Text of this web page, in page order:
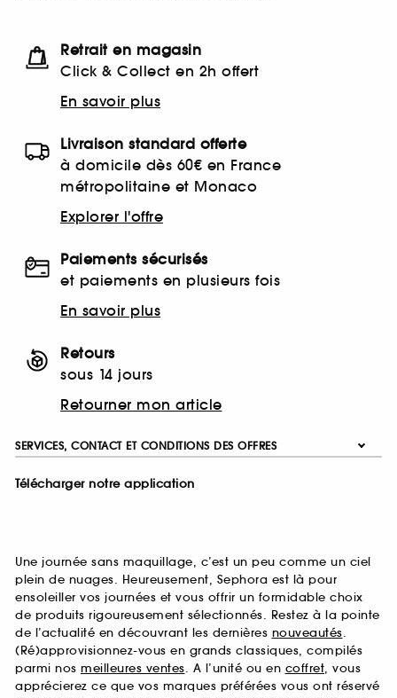
Retrait en magasin
Click & Collect en 2h offert
En savoir plus
Livraison standard offerte
à domicile dès 60€ en France
métropolitaine et Monaco
Explorer l'offre
Paiements sécurisés
et paiements en plusieurs fois
En savoir plus
Retours
sous 14 jours
Retourner mon article
SERVICES, CONTACT ET CONDITIONS DES OFFRES
Télécharger notre application
Une journée sans maquillage, c’est un peu comme un ciel
plein de nuages. Heureusement, Sephora est là pour
ensoleiller vos journées et vous offrir un formidable choix
de produits rigoureusement sélectionnés. Restez à la pointe
de l’actualité en découvrant les dernières nouveautés.
(Ré)approvisionnez-vous en grands classiques, compilés
parmi nos meilleures ventes. A l’unité ou en coffret, vous
apprécierez ce que vos marques préférées vous ont réservé